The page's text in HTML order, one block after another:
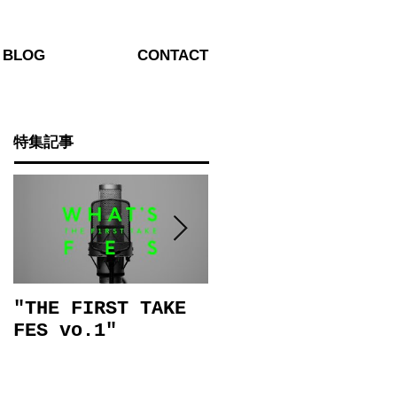
BLOG CONTACT
特集記事
"THE FIRST TAKE
FES vo.1"